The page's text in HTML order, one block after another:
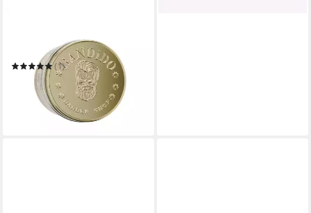
Pomade Haarpomade 125ml
(1)
9,94 € UVP
14,90 €
(994,00 €/ 100 ml)
in 2-3 Werktagen bei dir